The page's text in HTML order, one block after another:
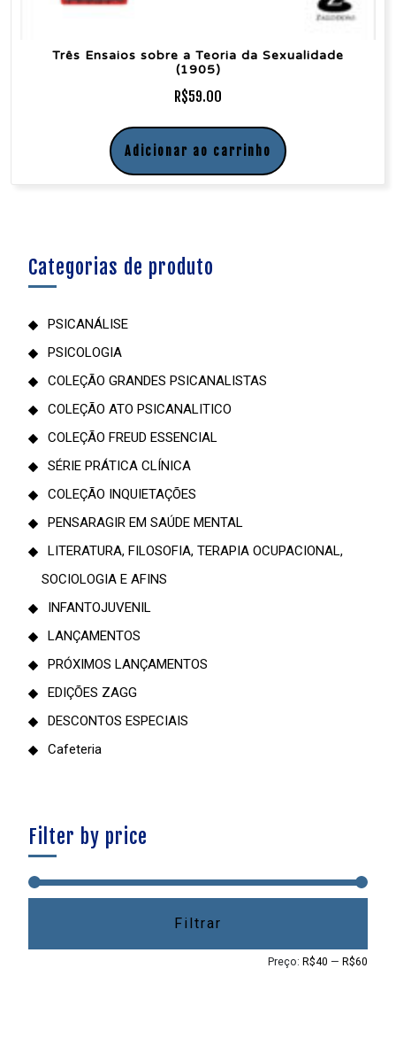
Três Ensaios sobre a Teoria da Sexualidade
(1905)
R$59.00
Adicionar ao carrinho
Categorias de produto
PSICANÁLISE
PSICOLOGIA
COLEÇÃO GRANDES PSICANALISTAS
COLEÇÃO ATO PSICANALITICO
COLEÇÃO FREUD ESSENCIAL
SÉRIE PRÁTICA CLÍNICA
COLEÇÃO INQUIETAÇÕES
PENSARAGIR EM SAÚDE MENTAL
LITERATURA, FILOSOFIA, TERAPIA OCUPACIONAL,
SOCIOLOGIA E AFINS
INFANTOJUVENIL
LANÇAMENTOS
PRÓXIMOS LANÇAMENTOS
EDIÇÕES ZAGG
DESCONTOS ESPECIAIS
Cafeteria
Filter by price
Filtrar
Preço: R$40 — R$60